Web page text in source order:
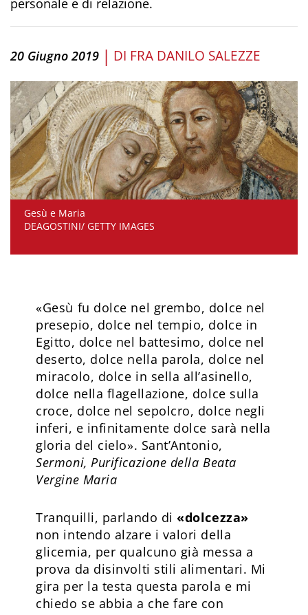
personale e di relazione.
20 Giugno 2019 | DI FRA DANILO SALEZZE
Gesù e Maria
DEAGOSTINI/ GETTY IMAGES
«Gesù fu dolce nel grembo, dolce nel
presepio, dolce nel tempio, dolce in
Egitto, dolce nel battesimo, dolce nel
deserto, dolce nella parola, dolce nel
miracolo, dolce in sella all’asinello,
dolce nella flagellazione, dolce sulla
croce, dolce nel sepolcro, dolce negli
inferi, e infinitamente dolce sarà nella
gloria del cielo». Sant’Antonio,
Sermoni, Purificazione della Beata
Vergine Maria
Tranquilli, parlando di «dolcezza»
non intendo alzare i valori della
glicemia, per qualcuno già messa a
prova da disinvolti stili alimentari. Mi
gira per la testa questa parola e mi
chiedo se abbia a che fare con